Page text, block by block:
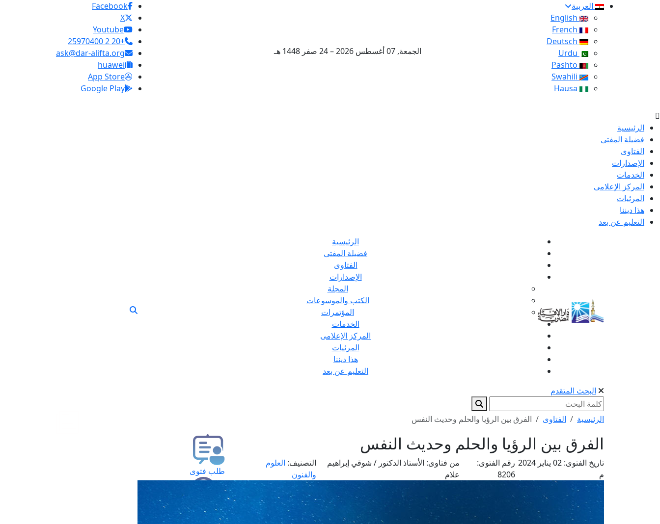
العربية
الجمعة, 07 أغسطس 2026 – 24 صفر 1448 هـ
Facebook
X
Youtube
+20 2 25970400
ask@dar-alifta.org
huawei
App Store
Google Play
الرئيسية
فضيلة المفتى
الفتاوى
الإصدارات
الخدمات
المركز الإعلامى
المرئيات
هذا ديننا
التعليم عن بعد
الرئيسية
فضيلة المفتى
الفتاوى
الإصدارات
المجلة
الكتب والموسوعات
المؤتمرات
الخدمات
المركز الإعلامى
المرئيات
هذا ديننا
التعليم عن بعد
البحث المتقدم
الرئيسية الفتاوى الفرق بين الرؤيا والحلم وحديث النفس
الفرق بين الرؤيا والحلم وحديث النفس
تاريخ الفتوى:
02 يناير 2024
م
رقم الفتوى:
8206
من فتاوى: الأستاذ الدكتور / شوقي إبراهيم
علام
التصنيف: العلوم
والفنون
طلب فتوى
استعلام عن فتوى